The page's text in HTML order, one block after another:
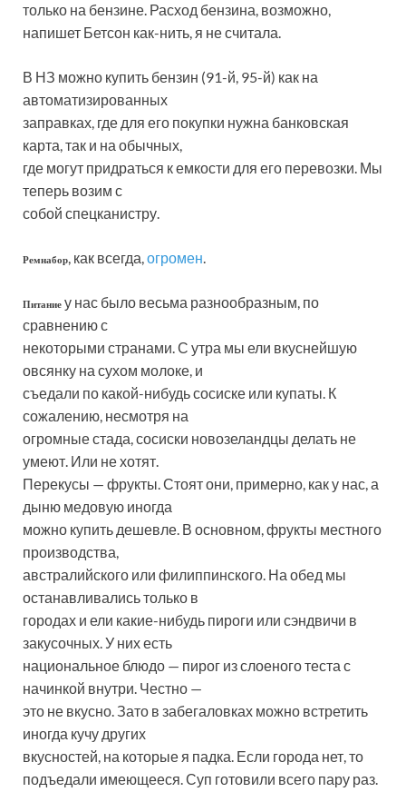
только на бензине. Расход бензина, возможно,
напишет Бетсон как-нить, я не считала.
В НЗ можно купить бензин (91-й, 95-й) как на
автоматизированных
заправках, где для его покупки нужна банковская
карта, так и на обычных,
где могут придраться к емкости для его перевозки. Мы
теперь возим с
собой спецканистру.
Ремнабор, как всегда,огромен.
Питание у нас было весьма разнообразным, по
сравнению с
некоторыми странами. С утра мы ели вкуснейшую
овсянку на сухом молоке, и
съедали по какой-нибудь сосиске или купаты. К
сожалению, несмотря на
огромные стада, сосиски новозеландцы делать не
умеют. Или не хотят.
Перекусы — фрукты. Стоят они, примерно, как у нас, а
дыню медовую иногда
можно купить дешевле. В основном, фрукты местного
производства,
австралийского или филиппинского. На обед мы
останавливались только в
городах и ели какие-нибудь пироги или сэндвичи в
закусочных. У них есть
национальное блюдо — пирог из слоеного теста с
начинкой внутри. Честно —
это не вкусно. Зато в забегаловках можно встретить
иногда кучу других
вкусностей, на которые я падка. Если города нет, то
подъедали имеющееся. Суп готовили всего пару раз.